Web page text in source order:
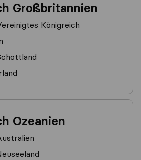
Großbritannien
Königreich
Ozeanien